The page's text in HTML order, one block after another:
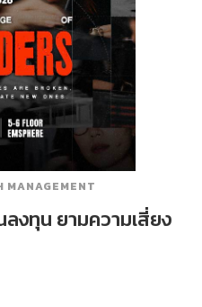
MANAGEMENT
งทุน ยามความเสี่ยง